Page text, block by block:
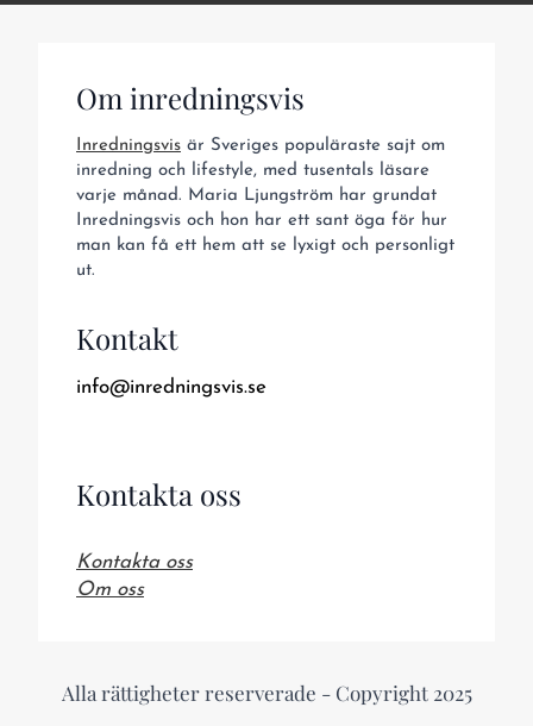
Om inredningsvis
Inredningsvis är Sveriges populäraste sajt om
inredning och lifestyle, med tusentals läsare
varje månad. Maria Ljungström har grundat
Inredningsvis och hon har ett sant öga för hur
man kan få ett hem att se lyxigt och personligt
ut.
Kontakt
info@inredningsvis.se
Kontakta oss
Kontakta oss
Om oss
Alla rättigheter reserverade - Copyright 2025